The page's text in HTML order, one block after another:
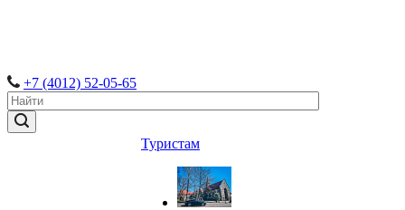
+7 (4012) 52-05-65
Туристам